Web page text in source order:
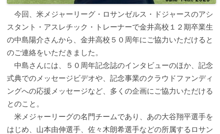
今回、米メジャーリーグ・ロサンゼルス・ドジャースのアシ
スタント・アスレチック・トレーナーで金井高校１２期卒業生
の中島陽介さんから、金井高校５０周年にご協力いただけると
のご連絡をいただきました。
中島さんには、５０周年記念誌のインタビューのほか、記念
式典でのメッセージビデオや、記念事業のクラウドファンディ
ングへの応援メッセージなど、多くの企画にご協力いただける
とのこと。
米メジャーリーグの名門チームであり、あの大谷翔平選手を
はじめ、山本由伸選手、佐々木朗希選手などの所属するロサン